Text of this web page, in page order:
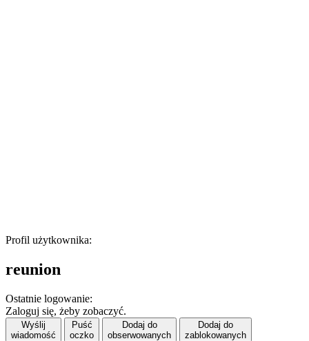
Profil użytkownika:
reunion
Ostatnie logowanie:
Zaloguj się, żeby zobaczyć.
Wyślij
wiadomość
Puść
oczko
Dodaj do
obserwowanych
Dodaj do
zablokowanych